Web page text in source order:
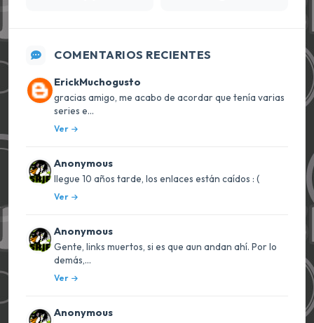
COMENTARIOS RECIENTES
ErickMuchogusto
gracias amigo, me acabo de acordar que tenía varias
series e...
Ver
Anonymous
llegue 10 años tarde, los enlaces están caídos : (
Ver
Anonymous
Gente, links muertos, si es que aun andan ahí. Por lo
demás,...
Ver
Anonymous